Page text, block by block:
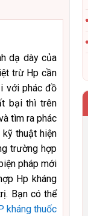
dạ dày của
trừ Hp cần
với phác đồ
bại thì trên
tìm ra phác
thuật hiện
trường hợp
pháp mới
Hp kháng
Bạn có thể
kháng thuốc